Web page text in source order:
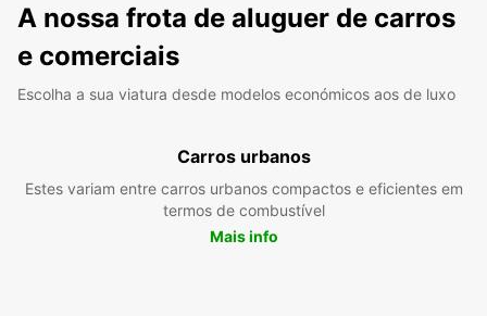
A nossa frota de aluguer de carros
e comerciais
Escolha a sua viatura desde modelos económicos aos de luxo
Carros urbanos
Estes variam entre carros urbanos compactos e eficientes em
termos de combustível
Mais info